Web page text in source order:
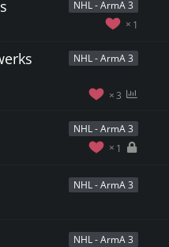
NHL - ArmA 3
1
NHL - ArmA 3
3
NHL - ArmA 3
1
NHL - ArmA 3
NHL - ArmA 3